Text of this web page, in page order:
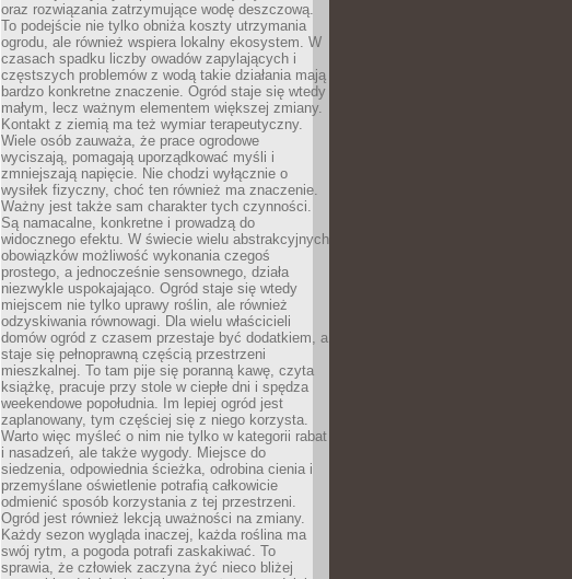
oraz rozwiązania zatrzymujące wodę deszczową.
To podejście nie tylko obniża koszty utrzymania
ogrodu, ale również wspiera lokalny ekosystem. W
czasach spadku liczby owadów zapylających i
częstszych problemów z wodą takie działania mają
bardzo konkretne znaczenie. Ogród staje się wtedy
małym, lecz ważnym elementem większej zmiany.
Kontakt z ziemią ma też wymiar terapeutyczny.
Wiele osób zauważa, że prace ogrodowe
wyciszają, pomagają uporządkować myśli i
zmniejszają napięcie. Nie chodzi wyłącznie o
wysiłek fizyczny, choć ten również ma znaczenie.
Ważny jest także sam charakter tych czynności.
Są namacalne, konkretne i prowadzą do
widocznego efektu. W świecie wielu abstrakcyjnych
obowiązków możliwość wykonania czegoś
prostego, a jednocześnie sensownego, działa
niezwykle uspokajająco. Ogród staje się wtedy
miejscem nie tylko uprawy roślin, ale również
odzyskiwania równowagi. Dla wielu właścicieli
domów ogród z czasem przestaje być dodatkiem, a
staje się pełnoprawną częścią przestrzeni
mieszkalnej. To tam pije się poranną kawę, czyta
książkę, pracuje przy stole w ciepłe dni i spędza
weekendowe popołudnia. Im lepiej ogród jest
zaplanowany, tym częściej się z niego korzysta.
Warto więc myśleć o nim nie tylko w kategorii rabat
i nasadzeń, ale także wygody. Miejsce do
siedzenia, odpowiednia ścieżka, odrobina cienia i
przemyślane oświetlenie potrafią całkowicie
odmienić sposób korzystania z tej przestrzeni.
Ogród jest również lekcją uważności na zmiany.
Każdy sezon wygląda inaczej, każda roślina ma
swój rytm, a pogoda potrafi zaskakiwać. To
sprawia, że człowiek zaczyna żyć nieco bliżej